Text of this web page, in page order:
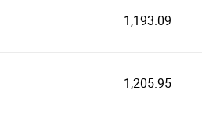
1,193.09
1,205.95